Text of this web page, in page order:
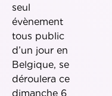
seul
évènement
tous public
d’un jour en
Belgique, se
déroulera ce
dimanche 6